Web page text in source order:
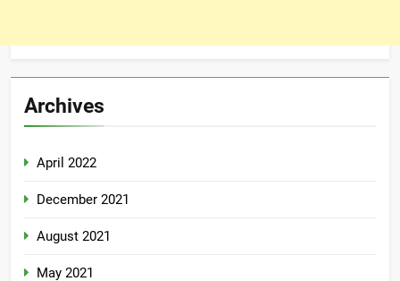
Archives
April 2022
December 2021
August 2021
May 2021